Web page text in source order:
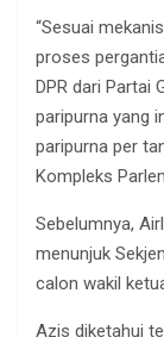
“Sesuai
proses
DPR dari Partai
paripurna yang
paripurna per
Kompleks
Sebelumnya,
menunjuk
calon wakil
Azis diketahui